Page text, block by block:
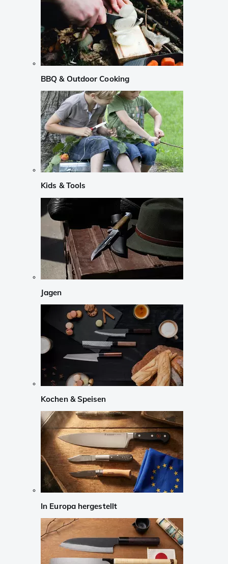
BBQ & Outdoor Cooking
Kids & Tools
Jagen
Kochen & Speisen
In Europa hergestellt